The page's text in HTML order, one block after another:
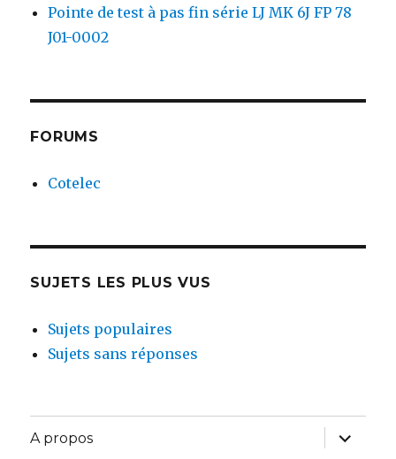
Pointe de test à pas fin série LJ MK 6J FP 78
J01-0002
FORUMS
Cotelec
SUJETS LES PLUS VUS
Sujets populaires
Sujets sans réponses
A propos
ouvrir
le